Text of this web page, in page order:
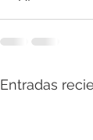
Entradas